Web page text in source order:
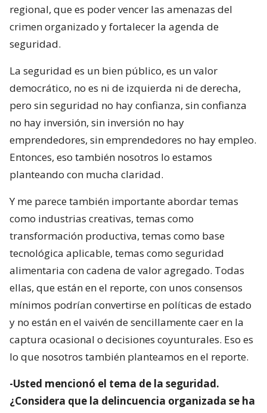
regional, que es poder vencer las amenazas del
crimen organizado y fortalecer la agenda de
seguridad.
La seguridad es un bien público, es un valor
democrático, no es ni de izquierda ni de derecha,
pero sin seguridad no hay confianza, sin confianza
no hay inversión, sin inversión no hay
emprendedores, sin emprendedores no hay empleo.
Entonces, eso también nosotros lo estamos
planteando con mucha claridad.
Y me parece también importante abordar temas
como industrias creativas, temas como
transformación productiva, temas como base
tecnológica aplicable, temas como seguridad
alimentaria con cadena de valor agregado. Todas
ellas, que están en el reporte, con unos consensos
mínimos podrían convertirse en políticas de estado
y no están en el vaivén de sencillamente caer en la
captura ocasional o decisiones coyunturales. Eso es
lo que nosotros también planteamos en el reporte.
-Usted mencionó el tema de la seguridad.
¿Considera que la delincuencia organizada se ha